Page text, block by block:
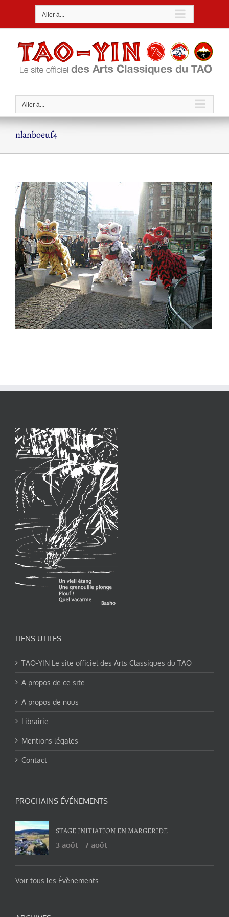
Aller à...
Aller à...
nlanboeuf4
LIENS UTILES
TAO-YIN Le site officiel des Arts Classiques du TAO
A propos de ce site
A propos de nous
Librairie
Mentions légales
Contact
PROCHAINS ÉVÉNEMENTS
STAGE INITIATION EN MARGERIDE
3 août - 7 août
Voir tous les Évènements